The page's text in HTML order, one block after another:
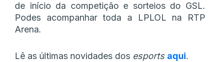
de início da competição e sorteios do GSL.
Podes acompanhar toda a LPLOL na RTP
Arena.
Lê as últimas novidades dos esports aqui.